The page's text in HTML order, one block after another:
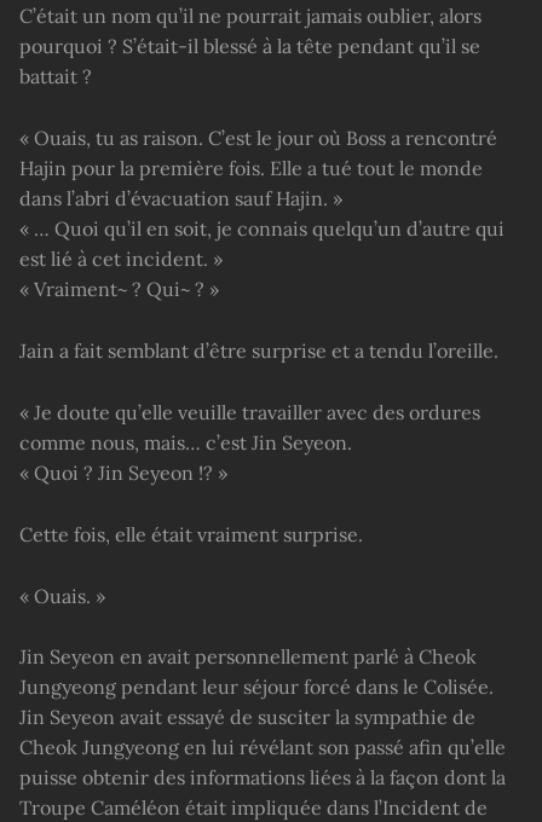
C’était un nom qu’il ne pourrait jamais oublier, alors
pourquoi ? S’était-il blessé à la tête pendant qu’il se
battait ?
« Ouais, tu as raison. C’est le jour où Boss a rencontré
Hajin pour la première fois. Elle a tué tout le monde
dans l’abri d’évacuation sauf Hajin. »
« … Quoi qu’il en soit, je connais quelqu’un d’autre qui
est lié à cet incident. »
« Vraiment~ ? Qui~ ? »
Jain a fait semblant d’être surprise et a tendu l’oreille.
« Je doute qu’elle veuille travailler avec des ordures
comme nous, mais… c’est Jin Seyeon.
« Quoi ? Jin Seyeon !? »
Cette fois, elle était vraiment surprise.
« Ouais. »
Jin Seyeon en avait personnellement parlé à Cheok
Jungyeong pendant leur séjour forcé dans le Colisée.
Jin Seyeon avait essayé de susciter la sympathie de
Cheok Jungyeong en lui révélant son passé afin qu’elle
puisse obtenir des informations liées à la façon dont la
Troupe Caméléon était impliquée dans l’Incident de